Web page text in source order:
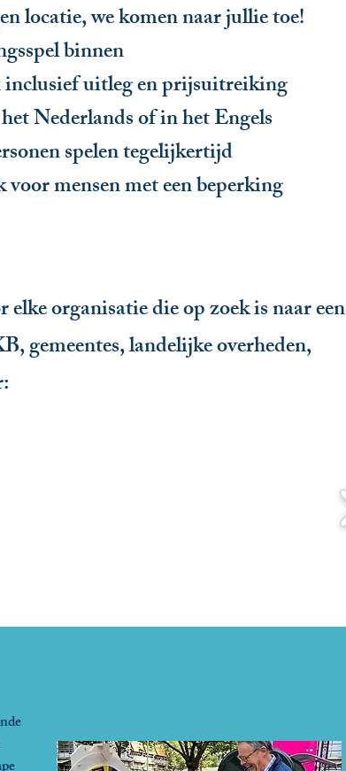
locatie, we komen naar jullie toe!
binnen
uitleg en prijsuitreiking
Nederlands of in het Engels
spelen tegelijkertijd
mensen met een beperking
organisatie die op zoek is naar een
gemeentes, landelijke overheden,